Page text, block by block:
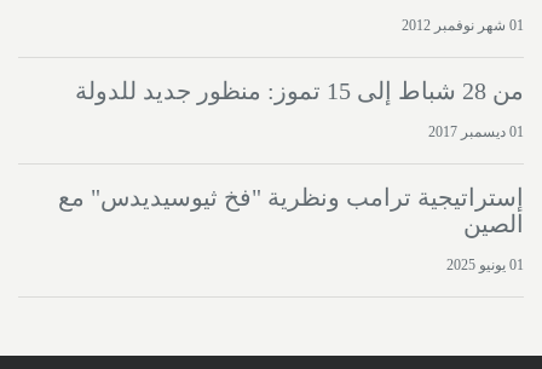
01 شهر نوفمبر 2012
من 28 شباط إلى 15 تموز: منظور جديد للدولة
01 ديسمبر 2017
إستراتيجية ترامب ونظرية "فخ ثيوسيديدس" مع
الصين
01 يونيو 2025